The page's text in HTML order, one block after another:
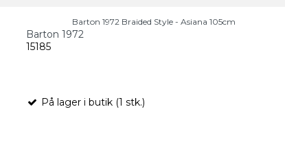
Barton 1972 Braided Style - Asiana 105cm
Barton 1972
15185
På lager i butik (1 stk.)